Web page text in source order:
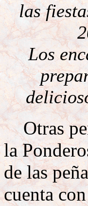
las
Los
Otras
la
de las
cuenta